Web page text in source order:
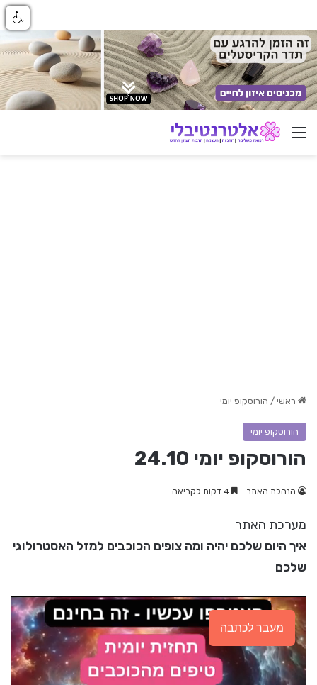
ניווט באתר
ראשי / הורוסקופ יומי
הורוסקופ יומי
הורוסקופ יומי 24.10
הנהלת האתר
מערכת האתר
איך היום שלכם יהיה ומה צופים הכוכבים למזל האסטרולוגי
שלכם
מעבר לכתבה